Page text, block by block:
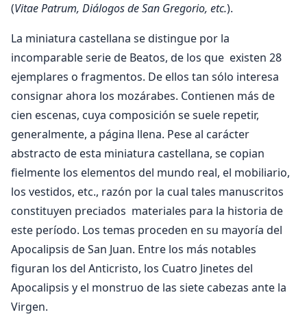
(Vitae Patrum, Diálogos de San Gregorio, etc.).
La miniatura castellana se distingue por la
incomparable serie de Beatos, de los que existen 28
ejemplares o fragmentos. De ellos tan sólo interesa
consignar ahora los mozárabes. Contienen más de
cien escenas, cuya composición se suele repetir,
generalmente, a página llena. Pese al carácter
abstracto de esta miniatura castellana, se copian
fielmente los elementos del mundo real, el mobiliario,
los vestidos, etc., razón por la cual tales manuscritos
constituyen preciados materiales para la historia de
este período. Los temas proceden en su mayoría del
Apocalipsis de San Juan. Entre los más notables
figuran los del Anticristo, los Cuatro Jinetes del
Apocalipsis y el monstruo de las siete cabezas ante la
Virgen.